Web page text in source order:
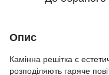
Опис
Камінна решітка є
розподіляють гаряче